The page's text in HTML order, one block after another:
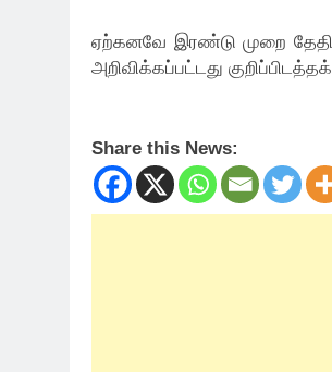
ஏற்கனவே இரண்டு முறை தேதி
அறிவிக்கப்பட்டது
Share this News: